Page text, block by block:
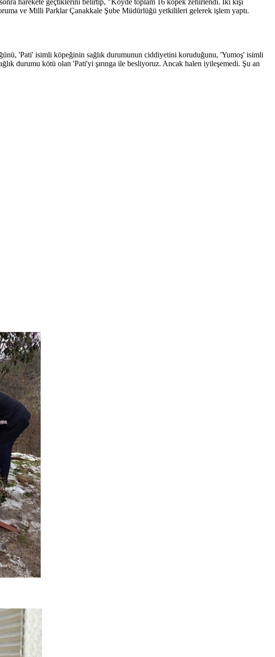
harekete geçtiklerini belirtip, "Köyde toplam 16 köpek zehirlendi. İki kişi
ve Milli Parklar Çanakkale Şube Müdürlüğü yetkilileri gelerek işlem yaptı.
'Pati' isimli köpeğinin sağlık durumunun ciddiyetini koruduğunu, 'Yumoş' isimli
durumu kötü olan 'Pati'yi şırınga ile besliyoruz. Ancak halen iyileşemedi. Şu an